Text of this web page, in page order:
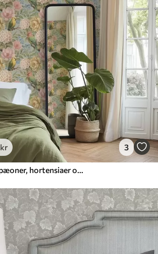
kr 3
Papegøjer blandt pæoner, hortensiaer og magnolier